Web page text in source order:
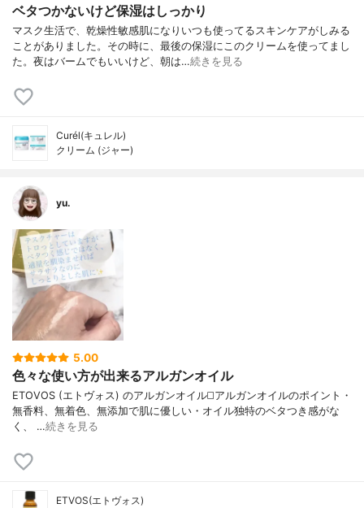
ベタつかないけど保湿はしっかり
マスク生活で、乾燥性敏感肌になりいつも使ってるスキンケアがしみる
ことがありました。その時に、最後の保湿にこのクリームを使ってまし
た。夜はバームでもいいけど、朝は…続きを見る
Curél(キュレル)
クリーム (ジャー)
yu.
5.00
色々な使い方が出来るアルガンオイル
ETOVOS (エトヴォス) のアルガンオイル ◻️アルガンオイルのポイント ・
無香料、無着色、無添加で肌に優しい ・オイル独特のベタつき感がな
く、 …続きを見る
ETVOS(エトヴォス)